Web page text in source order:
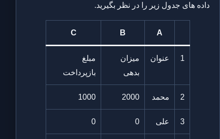
داده های جدول زیر را در نظر بگیرید.
A
B
C
1 عنوان
میزان
بدهی
مبلغ
بازپرداخت
2 محمد 2000
1000
3 علی 0
0